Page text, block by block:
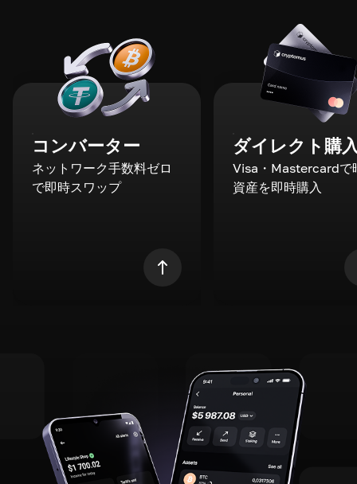
コンバーター
ネットワーク手数料ゼロ
で即時スワップ
ダイレクト購
Visa・Mastercardで
資産を即時購入